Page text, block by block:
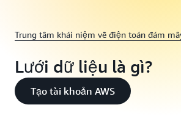
Trung tâm khái niệm về điện toán đám
Lưới dữ liệu là gì?
Tạo tài khoản AWS